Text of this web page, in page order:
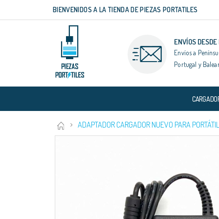
contenido
BIENVENIDOS A LA TIENDA DE PIEZAS PORTATILES
ENVÍOS
Envíos a
Portugal y
ADAPTADOR CARGADOR NUEVO PARA